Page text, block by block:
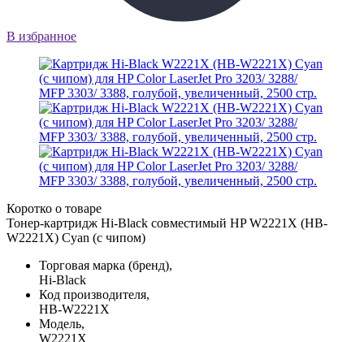
В избранное
Коротко о товаре
Тонер-картридж Hi-Black совместимый HP W2221X (HB-
W2221X) Cyan (с чипом)
Торговая марка (бренд),
Hi-Black
Код производителя,
HB-W2221X
Модель,
W2221X